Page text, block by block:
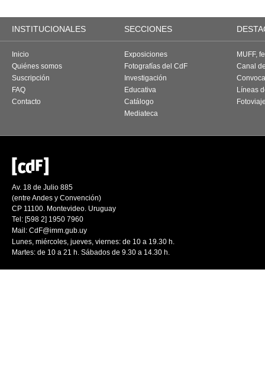
INSTITUCIONALES SECCIONES
Inicio
Quiénes somos
Suscripción
FAQ
Contacto
Exposiciones
Fotografías del CdF
Investigación
Educativa
Catálogo
Mediateca
MUFF,
Canal
Líneas
Av. 18 de Julio 885
(entre Andes y Convención)
CP 11100. Montevideo. Uruguay
Tel: [598 2] 1950 7960
Mail: CdF@imm.gub.uy
Lunes, miércoles, jueves, viernes: de 10 a 19.30 h.
Martes: de 10 a 21 h. Sábados de 9.30 a 14.30 h.